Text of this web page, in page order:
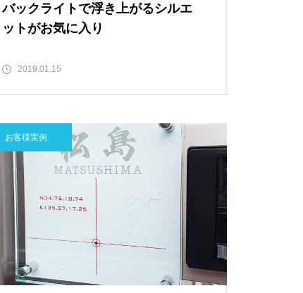
バックライトで浮き上がるシルエ
ットがお気に入り
2019.01.15
お客様実例